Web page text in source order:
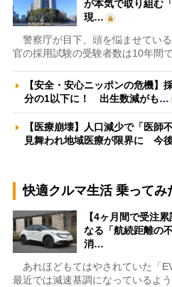
が本気で取り組む
現…
警察庁が目下、頭を悩ませてい
官の採用試験の受験者数は10年間
【安全・安心ニッポンの危機】
分の1以下に！ 出生数減がも…
【医療崩壊】人口減少で「医師
見舞われ地域医療が限界に 今
快適クルマ生活 乗ってみ
【4ヶ月間で受注
なる「航続距離の
消…
あれほどもてはやされていた「
最近では減速基調になっているよ